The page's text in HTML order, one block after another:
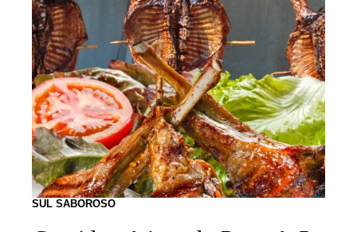
SUL SABOROSO